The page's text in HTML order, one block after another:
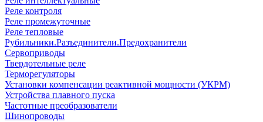
Реле контроля
Реле промежуточные
Реле тепловые
Рубильники.Разъединители.Предохранители
Сервоприводы
Твердотельные реле
Терморегуляторы
Установки компенсации реактивной мощности (УКРМ)
Устройства плавного пуска
Частотные преобразователи
Шинопроводы